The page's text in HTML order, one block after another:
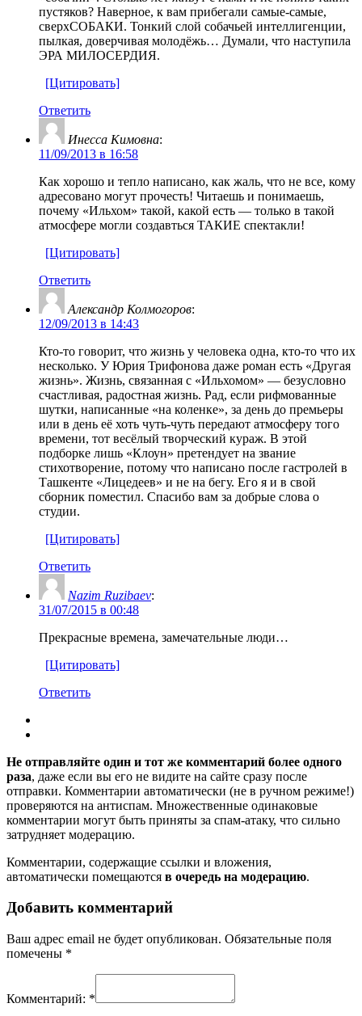
пустяков? Наверное, к вам прибегали самые-самые,
сверхСОБАКИ. Тонкий слой собачьей интеллигенции,
пылкая, доверчивая молодёжь… Думали, что наступила
ЭРА МИЛОСЕРДИЯ.
[Цитировать]
Ответить
Инесса Кимовна:
11/09/2013 в 16:58
Как хорошо и тепло написано, как жаль, что не все, кому
адресовано могут прочесть! Читаешь и понимаешь,
почему «Ильхом» такой, какой есть — только в такой
атмосфере могли создавться ТАКИЕ спектакли!
[Цитировать]
Ответить
Александр Колмогоров:
12/09/2013 в 14:43
Кто-то говорит, что жизнь у человека одна, кто-то что их
несколько. У Юрия Трифонова даже роман есть «Другая
жизнь». Жизнь, связанная с «Ильхомом» — безусловно
счастливая, радостная жизнь. Рад, если рифмованные
шутки, написанные «на коленке», за день до премьеры
или в день её хоть чуть-чуть передают атмосферу того
времени, тот весёлый творческий кураж. В этой
подборке лишь «Клоун» претендует на звание
стихотворение, потому что написано после гастролей в
Ташкенте «Лицедеев» и не на бегу. Его я и в свой
сборник поместил. Спасибо вам за добрые слова о
студии.
[Цитировать]
Ответить
Nazim Ruzibaev:
31/07/2015 в 00:48
Прекрасные времена, замечательные люди…
[Цитировать]
Ответить
Не отправляйте один и тот же комментарий более одного
раза, даже если вы его не видите на сайте сразу после
отправки. Комментарии автоматически (не в ручном режиме!)
проверяются на антиспам. Множественные одинаковые
комментарии могут быть приняты за спам-атаку, что сильно
затрудняет модерацию.
Комментарии, содержащие ссылки и вложения,
автоматически помещаются в очередь на модерацию.
Добавить комментарий
Ваш адрес email не будет опубликован. Обязательные поля
помечены *
Комментарий: *